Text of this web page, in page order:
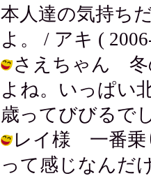
本人達の気持ち
よ。 / アキ (
さえちゃん 冬
よね。いっぱい
歳ってびびるで
レイ様 一番乗
って感じなんだ